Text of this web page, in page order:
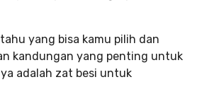
yang bisa kamu pilih dan
kandungan yang penting untuk
adalah zat besi untuk